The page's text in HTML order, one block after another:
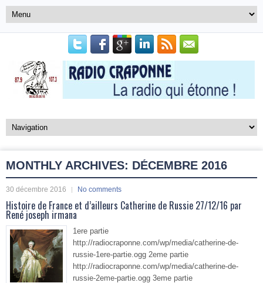
MONTHLY ARCHIVES: DÉCEMBRE 2016
30 décembre 2016 No comments
Histoire de France et d’ailleurs Catherine de Russie 27/12/16 par
René joseph irmana
1ere partie
http://radiocraponne.com/wp/media/catherine-de-
russie-1ere-partie.ogg 2eme partie
http://radiocraponne.com/wp/media/catherine-de-
russie-2eme-partie.ogg 3eme partie